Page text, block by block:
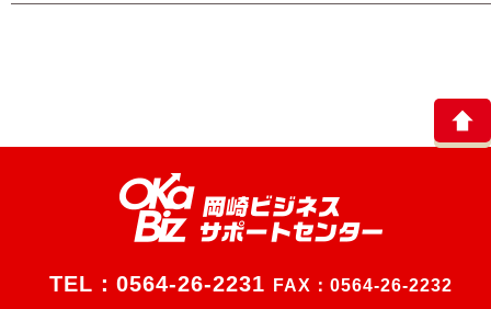
TEL： 0564-26-2231 FAX：0564-26-2232